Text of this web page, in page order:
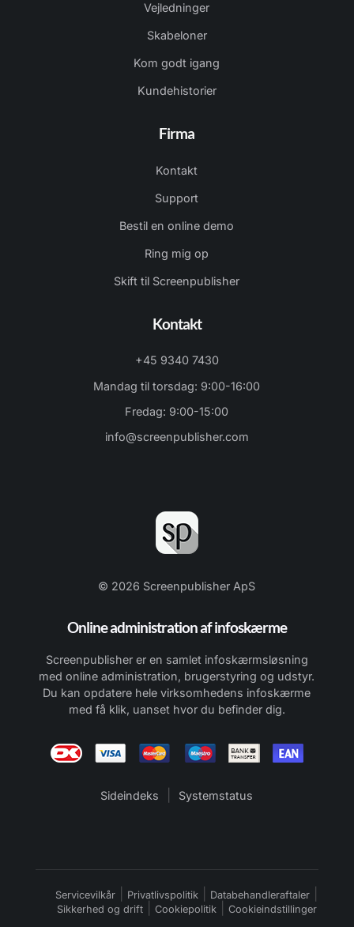
Vejledninger
Skabeloner
Kom godt igang
Kundehistorier
Firma
Kontakt
Support
Bestil en online demo
Ring mig op
Skift til Screenpublisher
Kontakt
+45 9340 7430
Mandag til torsdag: 9:00-16:00
Fredag: 9:00-15:00
info@screenpublisher.com
© 2026 Screenpublisher ApS
Online administration af infoskærme
Screenpublisher er en samlet infoskærmsløsning
med online administration, brugerstyring og udstyr.
Du kan opdatere hele virksomhedens infoskærme
med få klik, uanset hvor du befinder dig.
Sideindeks Systemstatus
Servicevilkår Privatlivspolitik Databehandleraftaler
Sikkerhed og drift| Cookiepolitik| Cookieindstillinger